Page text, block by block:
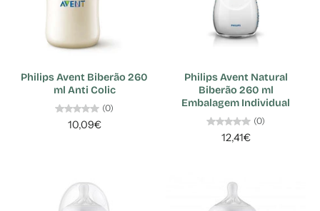
Philips Avent Biberão 260
ml Anti Colic
(0)
10,09€
Philips Avent Natural
Biberão 260 ml
Embalagem Individual
(0)
12,41€